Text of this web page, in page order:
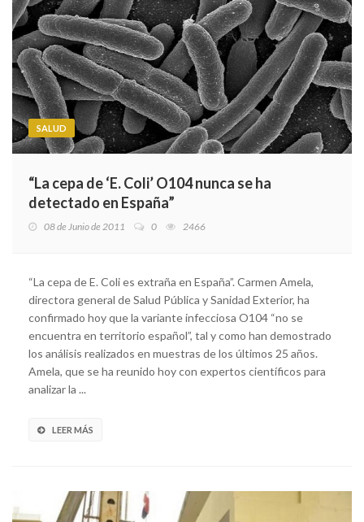
SALUD
“La cepa de ‘E. Coli’ O104 nunca se ha
detectado en España”
08 de Junio de 2011 0 2466
“La cepa de E. Coli es extraña en España”. Carmen Amela,
directora general de Salud Pública y Sanidad Exterior, ha
confirmado hoy que la variante infecciosa O104 “no se
encuentra en territorio español”, tal y como han demostrado
los análisis realizados en muestras de los últimos 25 años.
Amela, que se ha reunido hoy con expertos científicos para
analizar la ...
LEER MÁS